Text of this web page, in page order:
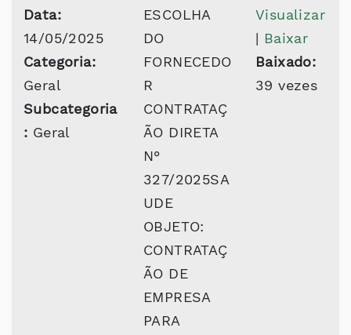
Data:
14/05/2025
Categoria:
Geral
Subcategoria
: Geral
ESCOLHA
DO
FORNECEDO
R
CONTRATAÇ
ÃO DIRETA
N°
327/2025SA
UDE
OBJETO:
CONTRATAÇ
ÃO DE
EMPRESA
PARA
Visualizar
| Baixar
Baixado:
39 vezes